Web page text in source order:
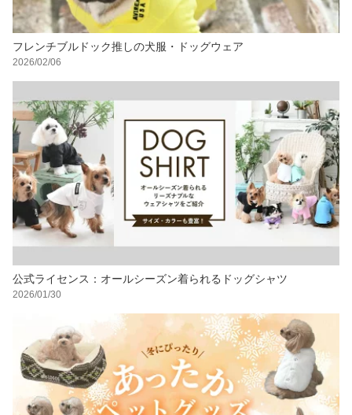
フレンチブルドック推しの犬服・ドッグウェア
2026/02/06
公式ライセンス：オールシーズン着られるドッグシャツ
2026/01/30